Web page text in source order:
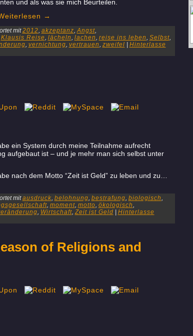
und als was sie mich Beurteilen.
→
mit 2012, akzeptanz,Angst,
Klausis Reise, lächeln, lachen, reise ins leben, Selbst,
, vernichtung, vertrauen, zweifel
Hinterlasse
ein System durch meine Teilnahme aufrecht
aufgebaut ist – und je mehr man sich selbst unter
nach dem Motto “Zeit ist Geld” zu leben und zu…
mit ausdruck, belohnung, bestrafung, biologisch,
, moment, motto, ökologisch,
, Wirtschaft, Zeit ist Geld
Hinterlasse
of Religions and